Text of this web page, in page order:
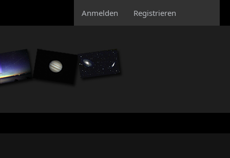
Anmelden Registrieren